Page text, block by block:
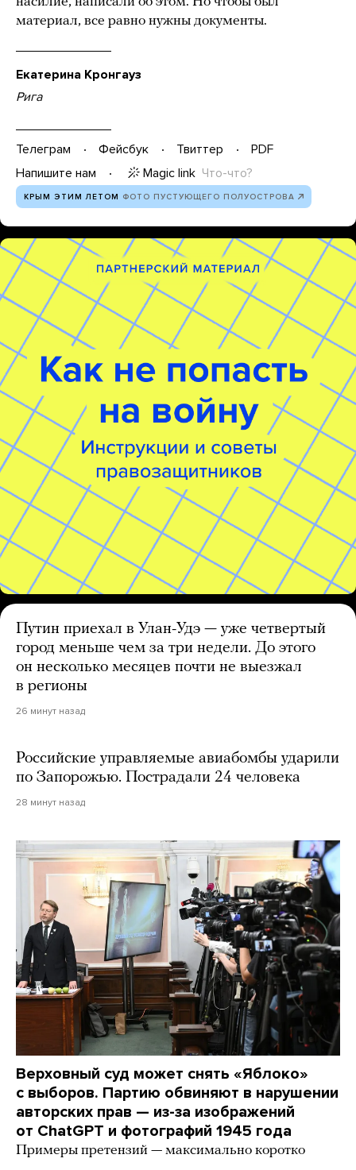
материал, все равно нужны документы.
Екатерина Кронгауз
Рига
Телеграм Фейсбук Твиттер
PDF
Напишите нам
Magic link Что-что?
КРЫМ ЭТИМ ЛЕТОМ ФОТО ПУСТУЮЩЕГО ПОЛУОСТРОВА
Путин приехал в Улан-Удэ — уже четвертый
город меньше чем за три недели. До этого
он несколько месяцев почти не выезжал
в регионы
26 минут назад
Российские управляемые авиабомбы ударили
по Запорожью. Пострадали 24 человека
28 минут назад
Верховный суд может снять «Яблоко»
с выборов. Партию обвиняют в нарушении
авторских прав — из-за изображений
от ChatGPT и фотографий 1945 года
Примеры претензий — максимально коротко